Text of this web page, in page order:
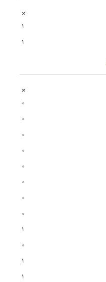
+
١
١
+
٠
٠
٠
٠
٠
٠
٠
٠
١
٠
١
١